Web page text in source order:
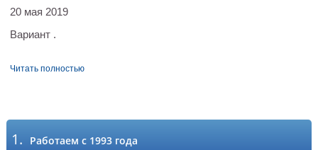
20 мая 2019
Вариант .
Читать полностью
1. Работаем с 1993 года